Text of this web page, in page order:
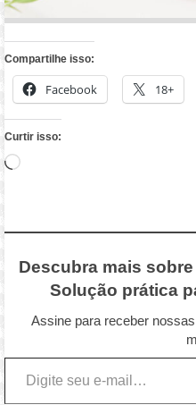
Compartilhe isso:
Facebook 18+
Curtir isso:
Carregando...
Descubra mais
Solução prática
Assine para receber
Digite seu e-mail…